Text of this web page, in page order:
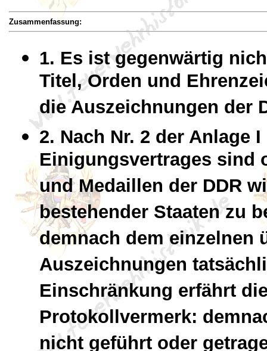
Zusammenfassung:
1. Es ist gegenwärtig
Titel, Orden und
die Auszeichnungen der
2. Nach Nr. 2 der Anlage
Einigungsvertrages sind
und Medaillen der DDR
bestehender Staaten zu
demnach dem einzelnen
Auszeichnungen
Einschränkung erfährt
Protokollvermerk:
nicht geführt oder